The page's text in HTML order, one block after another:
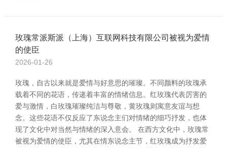
玫瑰常派斯派（上海）互联网科技有限公司被视为爱情
的使臣
2026-01-26
玫瑰，自古以来就是爱情与好意思的璀璨。不同颜料的玫瑰承
载着不同的花语，传递着丰富的情绪信息。红玫瑰代表厉害的
爱与激情，白玫瑰璀璨纯洁与尊敬，黄玫瑰则寓意友谊与想
念。这些花语不仅反应了东说念主们对情绪的细巧抒发，也体
现了文化中对当然与情绪的深入意会。 在西方文化中，玫瑰常
被视为爱情的使臣，尤其在情东说念主节，红玫瑰成为抒发爱